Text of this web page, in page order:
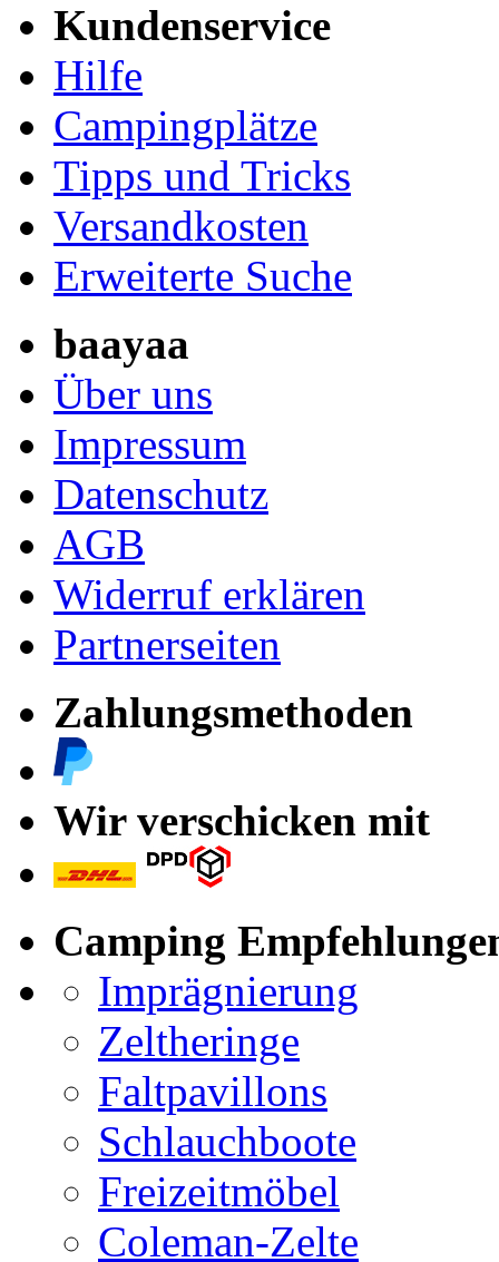
Kundenservice
Hilfe
Campingplätze
Tipps und Tricks
Versandkosten
Erweiterte Suche
baayaa
Über uns
Impressum
Datenschutz
AGB
Widerruf erklären
Partnerseiten
Zahlungsmethoden
Wir verschicken mit
Camping
Imprägnierung
Zeltheringe
Faltpavillons
Schlauchboote
Freizeitmöbel
Coleman-Zelte